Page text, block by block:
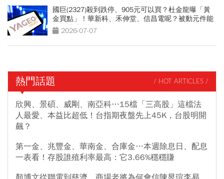
國巨(2327)殺到跌停、905元可以買？杜金龍曝「黃
金買點」！華新科、禾伸堂、信昌電呢？被動元件能
抱到幾時全說了
2026-07-07
熱門話題 / HOT ARTICLES /
欣興、景碩、威剛、南亞科…15檔「三高股」這檔法
人最愛、本益比超低！台指期夜盤先上45K，台股明開
飆？
第一金、兆豐金、華南金、合庫金…本週除息日、配息
一表看！存股誰殖利率最高：它3.66%穩穩賺